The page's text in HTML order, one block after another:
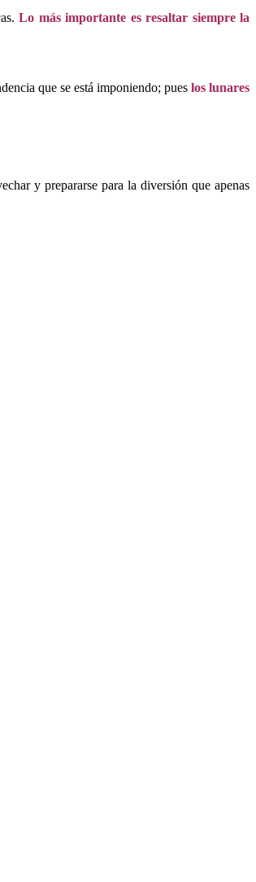
Lo más importante es resaltar siempre la
que se está imponiendo; pues los lunares
y prepararse para la diversión que apenas